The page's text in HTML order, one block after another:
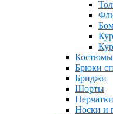
Костюмы
Брюки
Бриджи
Шорты
Носки и